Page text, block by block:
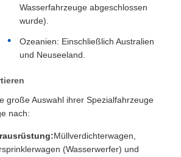
Wasserfahrzeuge abgeschlossen
wurde).
Ozeanien: Einschließlich Australien
und Neuseeland.
große Auswahl ihrer Spezialfahrzeuge
nach:
Müllverdichterwagen,
(Wasserwerfer) und